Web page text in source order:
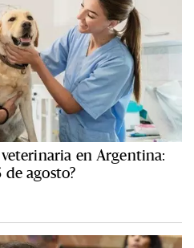
en Argentina:
agosto?